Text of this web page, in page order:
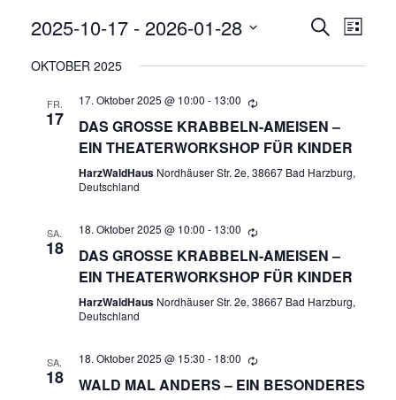
V
E
A
N
T
A
T
Suche
V
T
U
A
Liste
2025-10-17 - 2026-01-28
OKTOBER 2025
FR.
17
17. Oktober 2025 @ 10:00 - 13:00
DAS GROSSE KRABBELN-AMEISEN – E
IN THEATERWORKSHOP FÜR KINDER
HarzWaldHaus Nordhäuser Str. 2e, 38667 Bad Harzburg,
Deutschland
SA.
18
18. Oktober 2025 @ 10:00 - 13:00
DAS GROSSE KRABBELN-AMEISEN – E
IN THEATERWORKSHOP FÜR KINDER
HarzWaldHaus Nordhäuser Str. 2e, 38667 Bad Harzburg,
Deutschland
SA.
18
18. Oktober 2025 @ 15:30 - 18:00
WALD MAL ANDERS – EIN BESONDERES